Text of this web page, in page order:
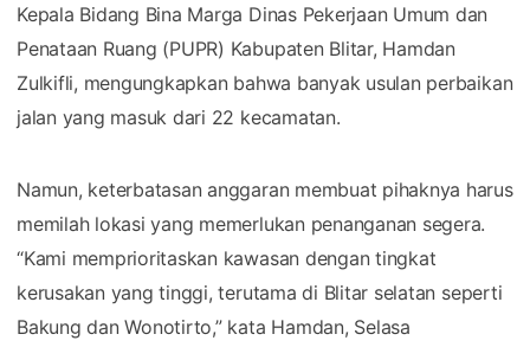
Kepala Bidang Bina Marga Dinas Pekerjaan Umum dan
Penataan Ruang (PUPR) Kabupaten Blitar, Hamdan
Zulkifli, mengungkapkan bahwa banyak usulan perbaikan
jalan yang masuk dari 22 kecamatan.
Namun, keterbatasan anggaran membuat pihaknya harus
memilah lokasi yang memerlukan penanganan segera.
“Kami memprioritaskan kawasan dengan tingkat
kerusakan yang tinggi, terutama di Blitar selatan seperti
Bakung dan Wonotirto,” kata Hamdan, Selasa